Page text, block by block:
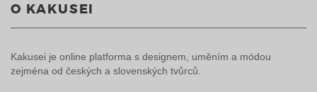
O KAKUSEI
Kakusei je online platforma s designem, uměním a módou
zejména od českých a slovenských tvůrců.